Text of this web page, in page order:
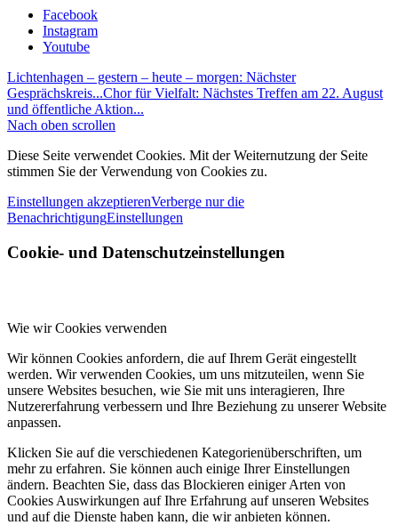
Facebook
Instagram
Youtube
Lichtenhagen – gestern – heute – morgen: Nächster
Gesprächskreis...Chor für Vielfalt: Nächstes Treffen am 22. August
und öffentliche Aktion...
Nach oben scrollen
Diese Seite verwendet Cookies. Mit der Weiternutzung der Seite
stimmen Sie der Verwendung von Cookies zu.
Einstellungen akzeptierenVerberge nur die
BenachrichtigungEinstellungen
Cookie- und Datenschutzeinstellungen
Wie wir Cookies verwenden
Wir können Cookies anfordern, die auf Ihrem Gerät eingestellt
werden. Wir verwenden Cookies, um uns mitzuteilen, wenn Sie
unsere Websites besuchen, wie Sie mit uns interagieren, Ihre
Nutzererfahrung verbessern und Ihre Beziehung zu unserer Website
anpassen.
Klicken Sie auf die verschiedenen Kategorienüberschriften, um
mehr zu erfahren. Sie können auch einige Ihrer Einstellungen
ändern. Beachten Sie, dass das Blockieren einiger Arten von
Cookies Auswirkungen auf Ihre Erfahrung auf unseren Websites
und auf die Dienste haben kann, die wir anbieten können.